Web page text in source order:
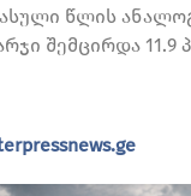
წლის
შემცირდა